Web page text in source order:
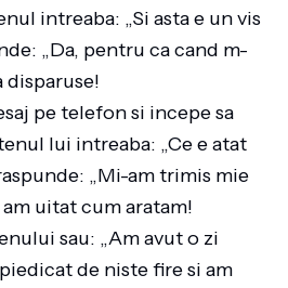
intreaba: „Si asta e un vis
„Da, pentru ca cand m-
disparuse!
pe telefon si incepe sa
lui intreaba: „Ce e atat
„Mi-am trimis mie
uitat cum aratam!
sau: „Am avut o zi
de niste fire si am